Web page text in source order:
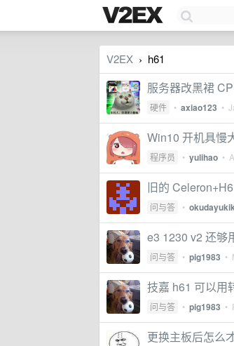
V2EX › h61
服务器改黑裙
硬件 • axiao123 •
Win10 开机具慢
程序员 • yulihao •
旧的
问与答 •
e3 1230 v2 还够
问与答 • pig1983 •
技嘉 h61 可以用
问与答 • pig1983 •
更换主板后怎么